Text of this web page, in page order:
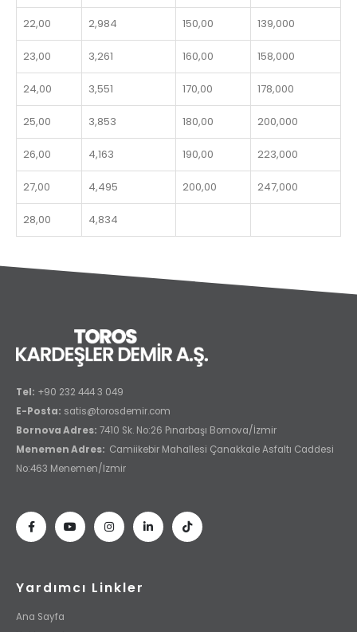
22,00 2,984 150,00 139,000
23,00 3,261 160,00 158,000
24,00 3,551 170,00 178,000
25,00 3,853 180,00 200,000
26,00 4,163 190,00 223,000
27,00 4,495 200,00 247,000
28,00 4,834
Tel: +90 232 444 3 049
E-Posta: satis@torosdemir.com
Bornova Adres: 7410 Sk. No:26 Pınarbaşı Bornova/İzmir
Menemen Adres: Camiikebir Mahallesi Çanakkale Asfaltı Caddesi
No:463 Menemen/Izmir
Yardımcı Linkler
Ana Sayfa